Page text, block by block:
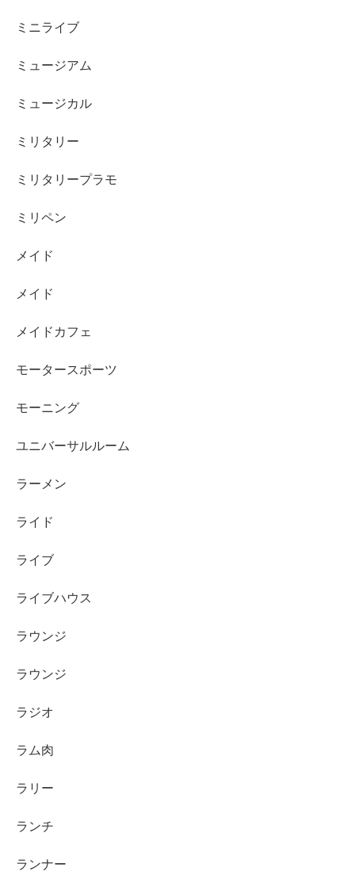
ミニライブ
ミュージアム
ミュージカル
ミリタリー
ミリタリープラモ
ミリペン
メイド
メイド
メイドカフェ
モータースポーツ
モーニング
ユニバーサルルーム
ラーメン
ライド
ライブ
ライブハウス
ラウンジ
ラウンジ
ラジオ
ラム肉
ラリー
ランチ
ランナー